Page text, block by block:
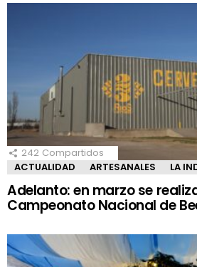
242 Compartidos
ACTUALIDAD
ARTESANALES LA
Adelanto: en marzo se
Campeonato Nacional de